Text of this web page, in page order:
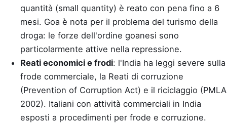
quantità (small quantity) è reato con pena fino a 6
mesi. Goa è nota per il problema del turismo della
droga: le forze dell'ordine goanesi sono
particolarmente attive nella repressione.
Reati economici e frodi: l'India ha leggi severe sulla
frode commerciale, la Reati di corruzione
(Prevention of Corruption Act) e il riciclaggio (PMLA
2002). Italiani con attività commerciali in India
esposti a procedimenti per frode e corruzione.